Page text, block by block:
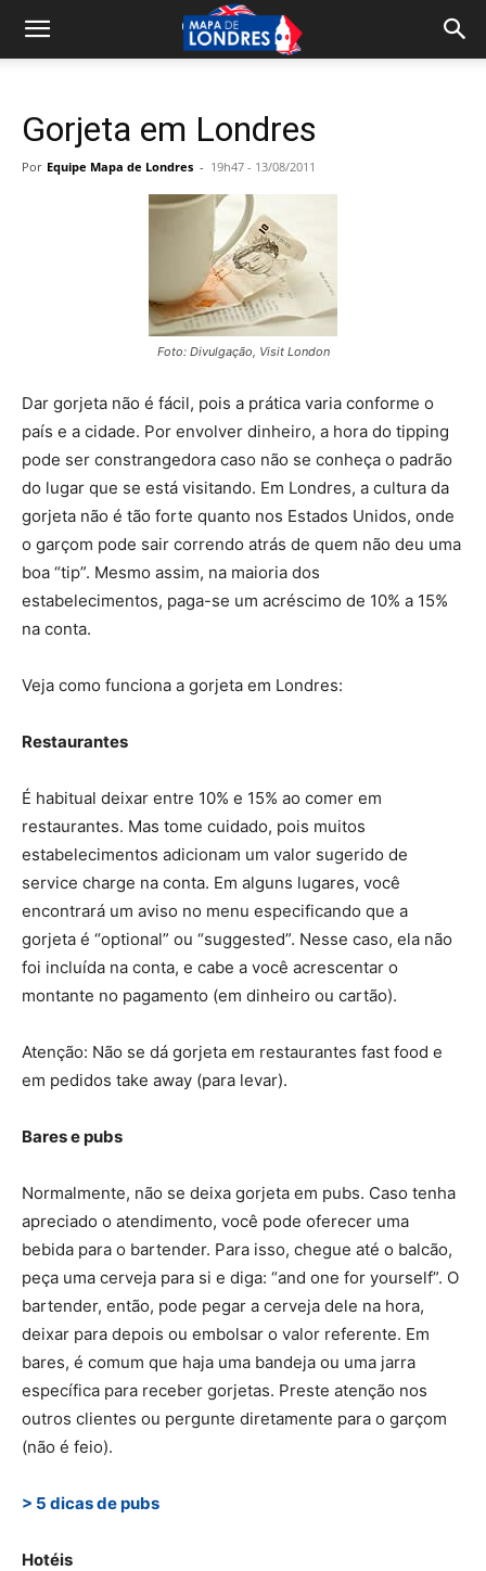
Gorjeta em Londres
Por Equipe Mapa de Londres - 19h47 - 13/08/2011
Foto: Divulgação, Visit London
Dar gorjeta não é fácil, pois a prática varia conforme o
país e a cidade. Por envolver dinheiro, a hora do tipping
pode ser constrangedora caso não se conheça o padrão
do lugar que se está visitando. Em Londres, a cultura da
gorjeta não é tão forte quanto nos Estados Unidos, onde
o garçom pode sair correndo atrás de quem não deu uma
boa “tip”. Mesmo assim, na maioria dos
estabelecimentos, paga-se um acréscimo de 10% a 15%
na conta.
Veja como funciona a gorjeta em Londres:
Restaurantes
É habitual deixar entre 10% e 15% ao comer em
restaurantes. Mas tome cuidado, pois muitos
estabelecimentos adicionam um valor sugerido de
service charge na conta. Em alguns lugares, você
encontrará um aviso no menu especificando que a
gorjeta é “optional” ou “suggested”. Nesse caso, ela não
foi incluída na conta, e cabe a você acrescentar o
montante no pagamento (em dinheiro ou cartão).
Atenção: Não se dá gorjeta em restaurantes fast food e
em pedidos take away (para levar).
Bares e pubs
Normalmente, não se deixa gorjeta em pubs. Caso tenha
apreciado o atendimento, você pode oferecer uma
bebida para o bartender. Para isso, chegue até o balcão,
peça uma cerveja para si e diga: “and one for yourself”. O
bartender, então, pode pegar a cerveja dele na hora,
deixar para depois ou embolsar o valor referente. Em
bares, é comum que haja uma bandeja ou uma jarra
específica para receber gorjetas. Preste atenção nos
outros clientes ou pergunte diretamente para o garçom
(não é feio).
> 5 dicas de pubs
Hotéis